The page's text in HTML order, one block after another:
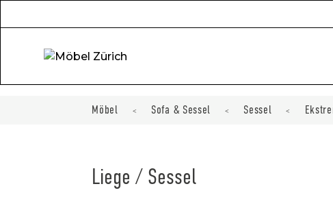
Möbel < Sofa & Sessel < Sessel <
Liege / Sessel